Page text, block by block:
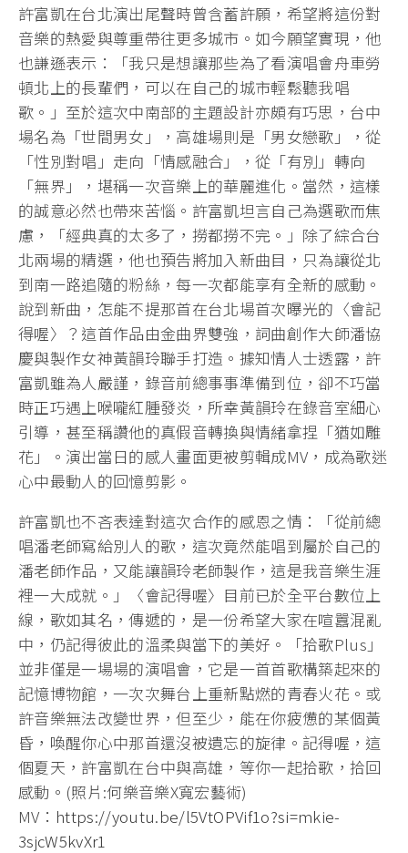
許富凱在台北演出尾聲時曾含蓄許願，希望將這份對
音樂的熱愛與尊重帶往更多城市。如今願望實現，他
也謙遜表示：「我只是想讓那些為了看演唱會舟車勞
頓北上的長輩們，可以在自己的城市輕鬆聽我唱
歌。」至於這次中南部的主題設計亦頗有巧思，台中
場名為「世間男女」，高雄場則是「男女戀歌」，從
「性別對唱」走向「情感融合」，從「有別」轉向
「無界」，堪稱一次音樂上的華麗進化。當然，這樣
的誠意必然也帶來苦惱。許富凱坦言自己為選歌而焦
慮，「經典真的太多了，撈都撈不完。」除了綜合台
北兩場的精選，他也預告將加入新曲目，只為讓從北
到南一路追隨的粉絲，每一次都能享有全新的感動。
說到新曲，怎能不提那首在台北場首次曝光的〈會記
得喔〉？這首作品由金曲界雙強，詞曲創作大師潘協
慶與製作女神黃韻玲聯手打造。據知情人士透露，許
富凱雖為人嚴謹，錄音前總事事準備到位，卻不巧當
時正巧遇上喉嚨紅腫發炎，所幸黃韻玲在錄音室細心
引導，甚至稱讚他的真假音轉換與情緒拿捏「猶如雕
花」。演出當日的感人畫面更被剪輯成MV，成為歌迷
心中最動人的回憶剪影。
許富凱也不吝表達對這次合作的感恩之情：「從前總
唱潘老師寫給別人的歌，這次竟然能唱到屬於自己的
潘老師作品，又能讓韻玲老師製作，這是我音樂生涯
裡一大成就。」〈會記得喔〉目前已於全平台數位上
線，歌如其名，傳遞的，是一份希望大家在喧囂混亂
中，仍記得彼此的溫柔與當下的美好。「拾歌Plus」
並非僅是一場場的演唱會，它是一首首歌構築起來的
記憶博物館，一次次舞台上重新點燃的青春火花。或
許音樂無法改變世界，但至少，能在你疲憊的某個黃
昏，喚醒你心中那首還沒被遺忘的旋律。記得喔，這
個夏天，許富凱在台中與高雄，等你一起拾歌，拾回
感動。(照片:何樂音樂X寬宏藝術)
MV： https://youtu.be/l5VtOPVif1o?si=mkie-
3sjcW5kvXr1